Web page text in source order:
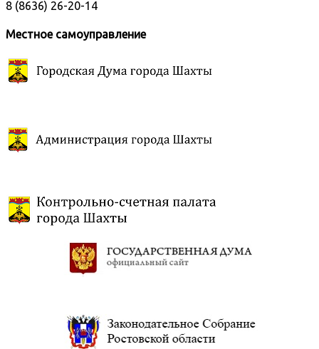
8 (8636) 26-20-14
Местное самоуправление